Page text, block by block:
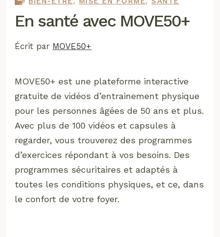
En santé avec MOVE50+
Écrit par MOVE50+
MOVE50+ est une plateforme interactive
gratuite de vidéos d’entrainement physique
pour les personnes âgées de 50 ans et plus.
Avec plus de 100 vidéos et capsules à
regarder, vous trouverez des programmes
d’exercices répondant à vos besoins. Des
programmes sécuritaires et adaptés à
toutes les conditions physiques, et ce, dans
le confort de votre foyer.